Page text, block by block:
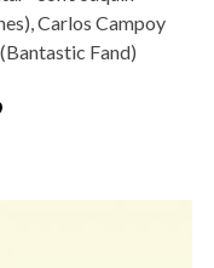
Carlos Campoy
Fand)